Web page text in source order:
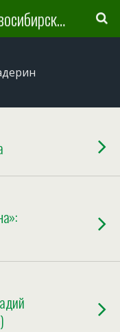
Литературная карта Новосибирска и Новосибирской области